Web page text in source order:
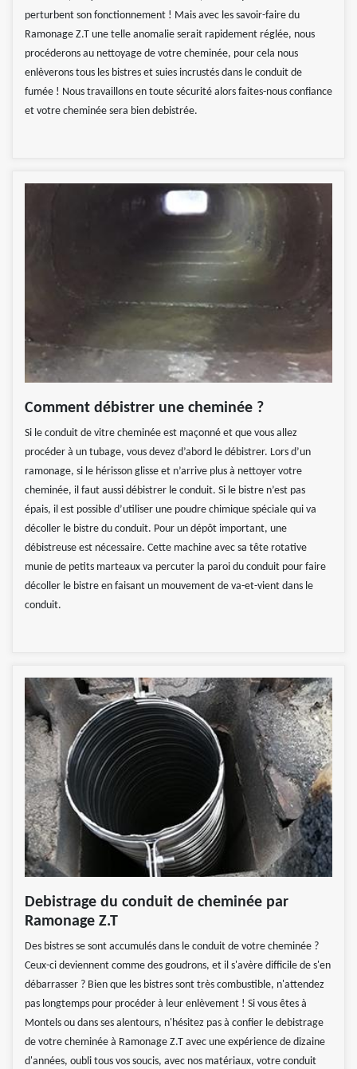
perturbent son fonctionnement ! Mais avec les savoir-faire du
Ramonage Z.T une telle anomalie serait rapidement réglée, nous
procéderons au nettoyage de votre cheminée, pour cela nous
enlèverons tous les bistres et suies incrustés dans le conduit de
fumée ! Nous travaillons en toute sécurité alors faites-nous confiance
et votre cheminée sera bien debistrée.
Comment débistrer une cheminée ?
Si le conduit de vitre cheminée est maçonné et que vous allez
procéder à un tubage, vous devez d’abord le débistrer. Lors d’un
ramonage, si le hérisson glisse et n’arrive plus à nettoyer votre
cheminée, il faut aussi débistrer le conduit. Si le bistre n’est pas
épais, il est possible d’utiliser une poudre chimique spéciale qui va
décoller le bistre du conduit. Pour un dépôt important, une
débistreuse est nécessaire. Cette machine avec sa tête rotative
munie de petits marteaux va percuter la paroi du conduit pour faire
décoller le bistre en faisant un mouvement de va-et-vient dans le
conduit.
Debistrage du conduit de cheminée par
Ramonage Z.T
Des bistres se sont accumulés dans le conduit de votre cheminée ?
Ceux-ci deviennent comme des goudrons, et il s'avère difficile de s'en
débarrasser ? Bien que les bistres sont très combustible, n'attendez
pas longtemps pour procéder à leur enlèvement ! Si vous êtes à
Montels ou dans ses alentours, n'hésitez pas à confier le debistrage
de votre cheminée à Ramonage Z.T avec une expérience de dizaine
d'années, oubli tous vos soucis, avec nos matériaux, votre conduit